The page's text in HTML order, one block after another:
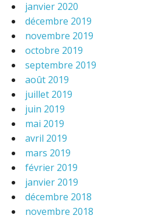
janvier 2020
décembre 2019
novembre 2019
octobre 2019
septembre 2019
août 2019
juillet 2019
juin 2019
mai 2019
avril 2019
mars 2019
février 2019
janvier 2019
décembre 2018
novembre 2018